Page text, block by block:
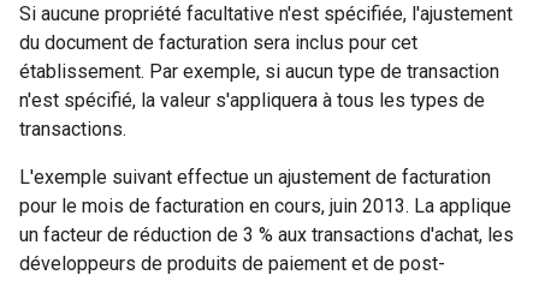
Si aucune propriété facultative n'est spécifiée, l'ajustement
du document de facturation sera inclus pour cet
établissement. Par exemple, si aucun type de transaction
n'est spécifié, la valeur s'appliquera à tous les types de
transactions.
L'exemple suivant effectue un ajustement de facturation
pour le mois de facturation en cours, juin 2013. La applique
un facteur de réduction de 3 % aux transactions d'achat, les
développeurs de produits de paiement et de post-